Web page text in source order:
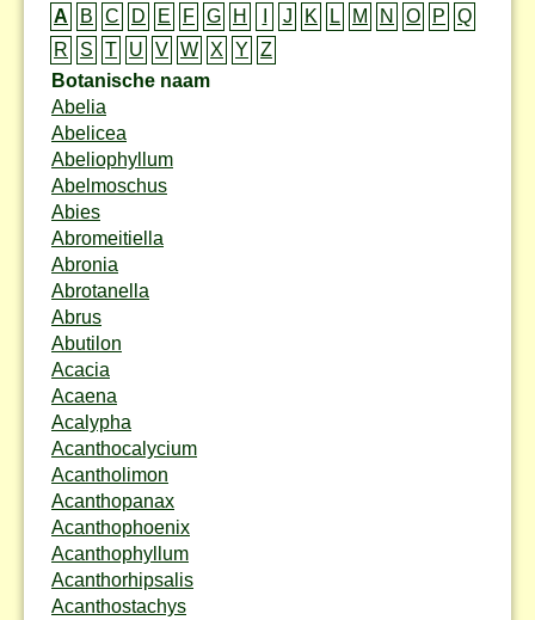
A
B C D E F G H J K L M N O P
Q
R
S T U V W X Y
Z
Botanische naam
Abelia
Abelicea
Abeliophyllum
Abelmoschus
Abies
Abromeitiella
Abronia
Abrotanella
Abrus
Abutilon
Acacia
Acaena
Acalypha
Acanthocalycium
Acantholimon
Acanthopanax
Acanthophoenix
Acanthophyllum
Acanthorhipsalis
Acanthostachys